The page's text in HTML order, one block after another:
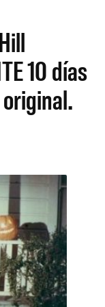
10 días